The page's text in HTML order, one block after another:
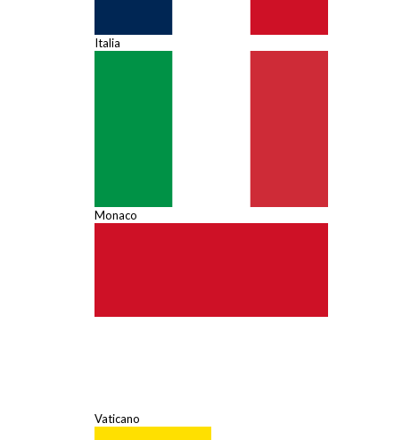
Italia
Monaco
Vaticano